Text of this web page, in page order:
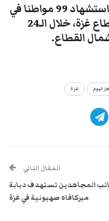
وأعلنت مصادر طبية، الليلة الماضية، استشهاد 99 مواطنا في
مجازر ارتكبها العدو الإسرائيلي في قطاع غزة، خلال الـ24
اليوم غزة
المقال التالي
المجاهدين تستهدف دبابة
ميركافاه صهيونية في غزة